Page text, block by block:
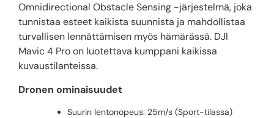
Omnidirectional Obstacle Sensing -järjestelmä, joka
tunnistaa esteet kaikista suunnista ja mahdollistaa
turvallisen lennättämisen myös hämärässä. DJI
Mavic 4 Pro on luotettava kumppani kaikissa
kuvaustilanteissa.
Dronen ominaisuudet
Suurin lentonopeus: 25m/s (Sport-tilassa)